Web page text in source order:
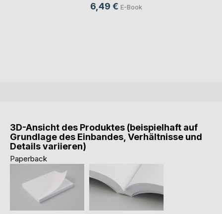
6,49 € E-Book
3D-Ansicht des Produktes (beispielhaft auf
Grundlage des Einbandes, Verhältnisse und
Details variieren)
Paperback